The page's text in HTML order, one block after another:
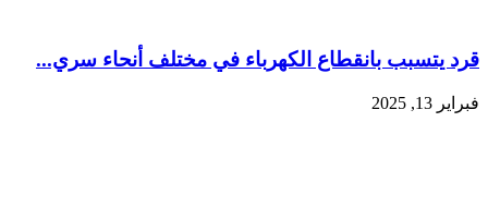
قرد يتسبب بانقطاع الكهرباء في مختلف أنحاء سري...
فبراير 13, 2025